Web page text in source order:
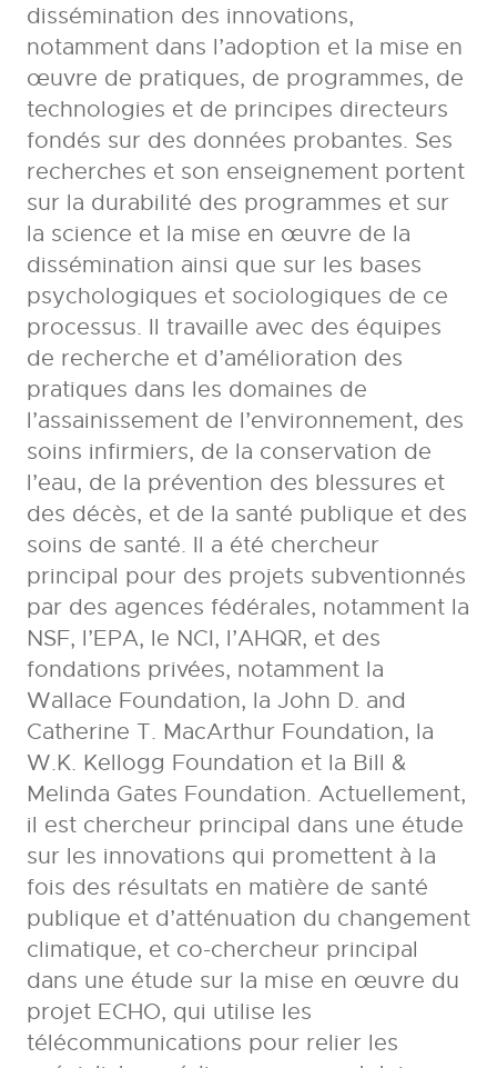
dissémination des innovations,
notamment dans l’adoption et la mise en
œuvre de pratiques, de programmes, de
technologies et de principes directeurs
fondés sur des données probantes. Ses
recherches et son enseignement portent
sur la durabilité des programmes et sur
la science et la mise en œuvre de la
dissémination ainsi que sur les bases
psychologiques et sociologiques de ce
processus. Il travaille avec des équipes
de recherche et d’amélioration des
pratiques dans les domaines de
l’assainissement de l’environnement, des
soins infirmiers, de la conservation de
l’eau, de la prévention des blessures et
des décès, et de la santé publique et des
soins de santé. Il a été chercheur
principal pour des projets subventionnés
par des agences fédérales, notamment la
NSF, l’EPA, le NCI, l’AHQR, et des
fondations privées, notamment la
Wallace Foundation, la John D. and
Catherine T. MacArthur Foundation, la
W.K. Kellogg Foundation et la Bill &
Melinda Gates Foundation. Actuellement,
il est chercheur principal dans une étude
sur les innovations qui promettent à la
fois des résultats en matière de santé
publique et d’atténuation du changement
climatique, et co-chercheur principal
dans une étude sur la mise en œuvre du
projet ECHO, qui utilise les
télécommunications pour relier les